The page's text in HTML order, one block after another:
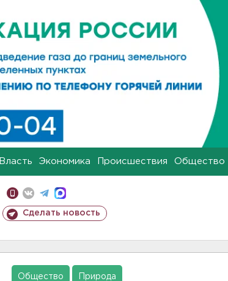
Власть Экономика Происшествия Общество
Сделать новость
Общество Природа